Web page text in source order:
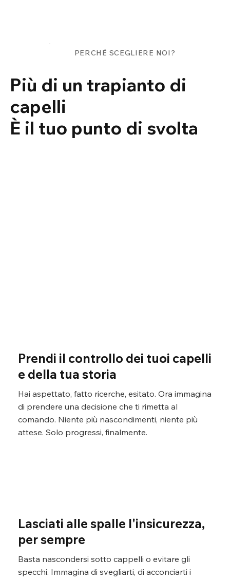
PERCHÉ SCEGLIERE NOI?
Più di un trapianto di
capelli
È il tuo punto di svolta
Prendi il controllo dei tuoi capelli
e della tua storia
Hai aspettato, fatto ricerche, esitato. Ora immagina
di prendere una decisione che ti rimetta al
comando. Niente più nascondimenti, niente più
attese. Solo progressi, finalmente.
Lasciati alle spalle l'insicurezza,
per sempre
Basta nascondersi sotto cappelli o evitare gli
specchi. Immagina di svegliarti, di acconciarti i